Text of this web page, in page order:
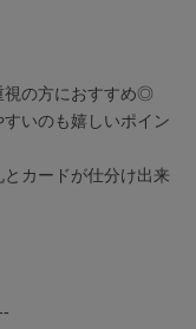
視の方におすすめ◎
いのも嬉しいポイン
カードが仕分け出来